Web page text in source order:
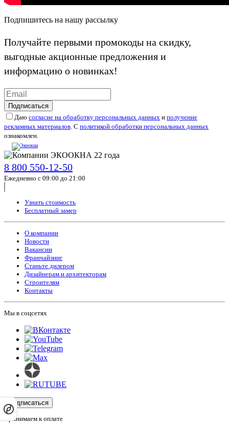
Подпишитесь на нашу рассылку
Получайте первыми промокоды на скидку,
выгодные акционные предложения и
информацию о новинках!
Подписаться
Даю согласие на обработку персональных данных и получение
рекламных материалов. С политикой обработки персональных данных
ознакомлен.
8 800 550-12-50
Ежедневно с 09:00 до 21:00
Узнать стоимость
Бесплатный замер
О компании
Новости
Вакансии
Франчайзинг
Станьте дилером
Дизайнерам и архитекторам
Строителям
Контакты
Мы в соцсетях
Подписаться
Принимаем к оплате